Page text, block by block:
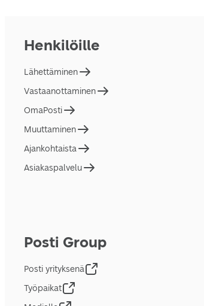
Henkilöille
Lähettäminen
Vastaanottaminen
OmaPosti
Muuttaminen
Ajankohtaista
Asiakaspalvelu
Posti Group
Posti yrityksenä
Työpaikat